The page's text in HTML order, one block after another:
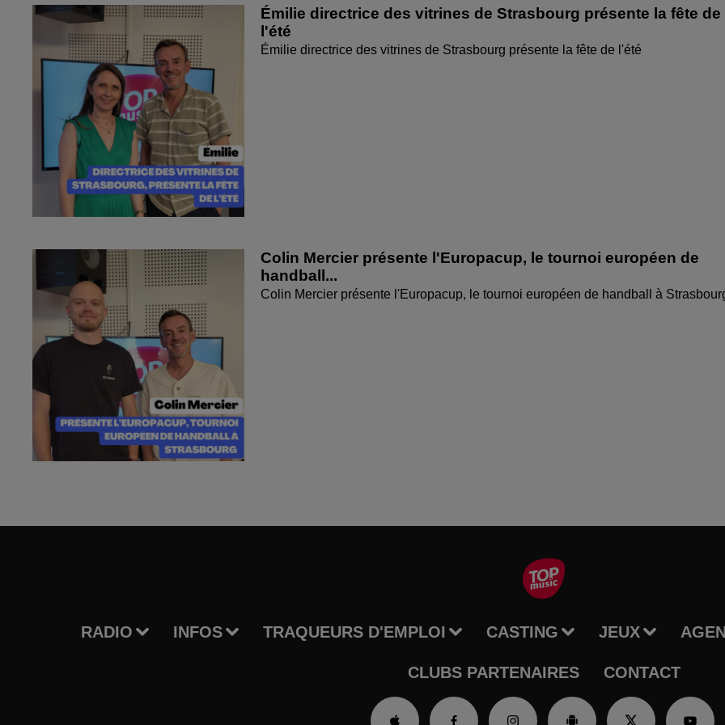
Émilie directrice des vitrines de Strasbourg présente la fête de
l'été
Émilie directrice des vitrines de Strasbourg présente la fête de l'été
Colin Mercier présente l'Europacup, le tournoi européen de
handball...
Colin Mercier présente l'Europacup, le tournoi européen de handball à
RADIO INFOS TRAQUEURS D'EMPLOI CASTING JEUX
CLUBS PARTENAIRES CONTACT